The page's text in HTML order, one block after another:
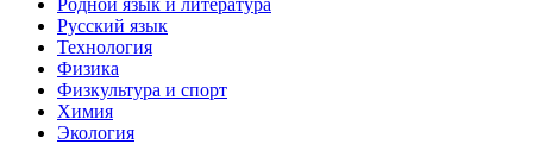
Русский язык
Технология
Физика
Физкультура и спорт
Химия
Экология